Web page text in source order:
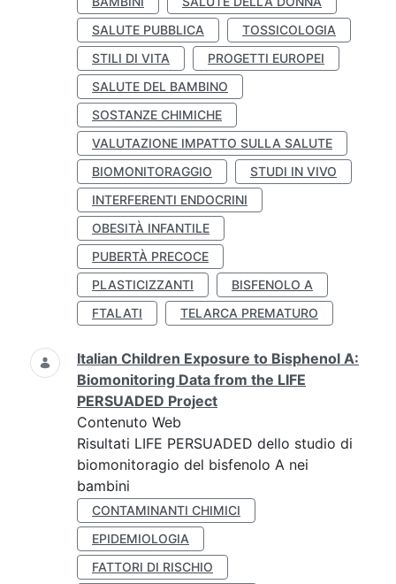
SALUTE PUBBLICA
TOSSICOLOGIA
STILI DI VITA
PROGETTI EUROPEI
SALUTE DEL BAMBINO
SOSTANZE CHIMICHE
VALUTAZIONE IMPATTO SULLA SALUTE
BIOMONITORAGGIO
STUDI IN VIVO
INTERFERENTI ENDOCRINI
OBESITÀ INFANTILE
PUBERTÀ PRECOCE
PLASTICIZZANTI
BISFENOLO A
FTALATI
TELARCA PREMATURO
Italian Children Exposure to Bisphenol A:
Biomonitoring Data from the LIFE
PERSUADED Project
Contenuto Web
Risultati LIFE PERSUADED dello studio di
biomonitoragio del bisfenolo A nei
bambini
CONTAMINANTI CHIMICI
EPIDEMIOLOGIA
FATTORI DI RISCHIO